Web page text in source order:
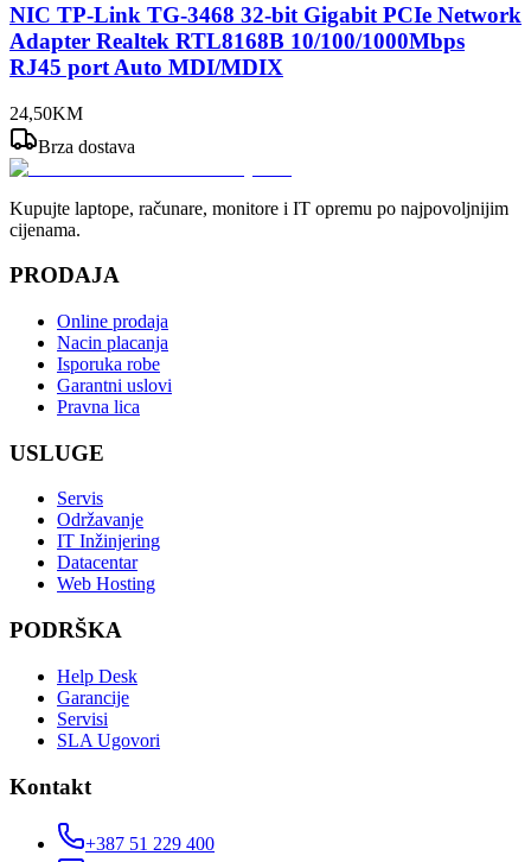
NIC TP-Link TG-3468 32-bit Gigabit PCIe Network
Adapter Realtek RTL8168B 10/100/1000Mbps
RJ45 port Auto MDI/MDIX
24,50KM
Brza dostava
Kupujte laptope, računare, monitore i IT opremu po najpovoljnijim
cijenama.
PRODAJA
Online prodaja
Nacin placanja
Isporuka robe
Garantni uslovi
Pravna lica
USLUGE
Servis
Održavanje
IT Inžinjering
Datacentar
Web Hosting
PODRŠKA
Help Desk
Garancije
Servisi
SLA Ugovori
Kontakt
+387 51 229 400